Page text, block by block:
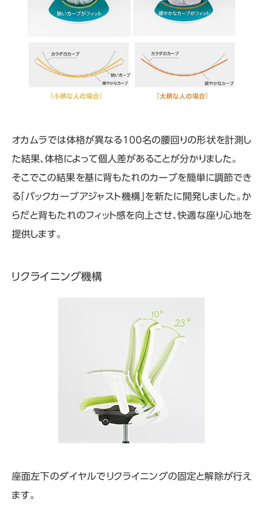
オカムラでは体格が異なる100名の腰回りの形状を計測し
た結果、体格によって個人差があることが分かりました。
そこでこの結果を基に背もたれのカーブを簡単に調節でき
る「バックカーブアジャスト機構」を新たに開発しました。か
らだと背もたれのフィット感を向上させ、快適な座り心地を
提供します。
リクライニング機構
座面左下のダイヤルでリクライニングの固定と解除が行え
ます。